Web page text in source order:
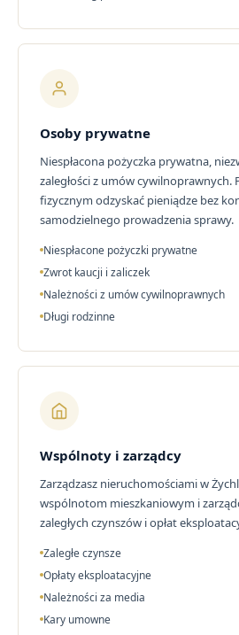
Osoby prywatne
Niespłacona pożyczka prywatna,
zaległości z umów
fizycznym odzyskać pieniądze bez
samodzielnego prowadzenia sprawy.
Niespłacone pożyczki prywatne
Zwrot kaucji i zaliczek
Należności z umów cywilnoprawnych
Długi rodzinne
Wspólnoty i zarządcy
Zarządzasz nieruchomościami w
wspólnotom mieszkaniowym i
zaległych czynszów i opłat
Zaległe czynsze
Opłaty eksploatacyjne
Należności za media
Kary umowne